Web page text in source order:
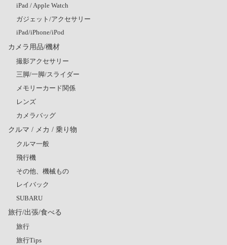
iPad / Apple Watch
ガジェット/アクセサリー
iPad/iPhone/iPod
カメラ用品/機材
撮影アクセサリー
三脚/一脚/スライダー
メモリーカード関係
レンズ
カメラバッグ
クルマ / メカ / 乗り物
クルマ一般
飛行機
その他、機械もの
レイバック
SUBARU
旅行/出張/食べる
旅行
旅行Tips